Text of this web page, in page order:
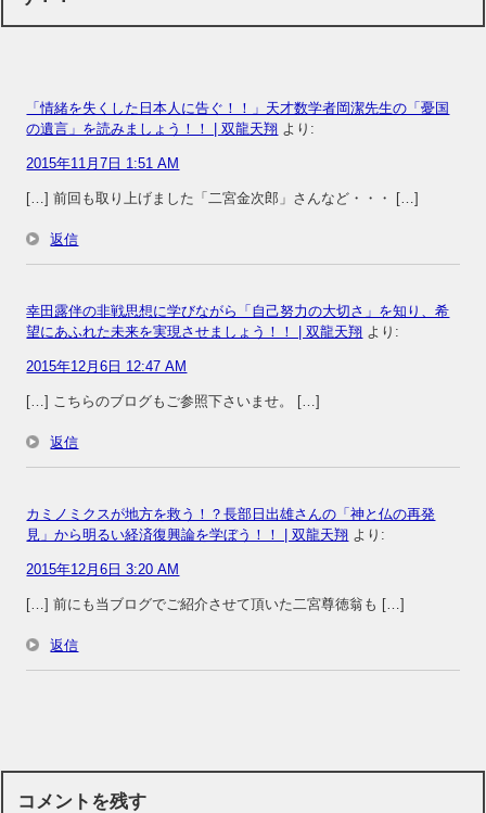
「情緒を失くした日本人に告ぐ！！」天才数学者岡潔先生の「憂国
の遺言」を読みましょう！！ | 双龍天翔 より:
2015年11月7日 1:51 AM
[…] 前回も取り上げました「二宮金次郎」さんなど・・・ […]
返信
幸田露伴の非戦思想に学びながら「自己努力の大切さ」を知り、希
望にあふれた未来を実現させましょう！！ | 双龍天翔 より:
2015年12月6日 12:47 AM
[…] こちらのブログもご参照下さいませ。 […]
返信
カミノミクスが地方を救う！？長部日出雄さんの「神と仏の再発
見」から明るい経済復興論を学ぼう！！ | 双龍天翔 より:
2015年12月6日 3:20 AM
[…] 前にも当ブログでご紹介させて頂いた二宮尊徳翁も […]
返信
コメントを残す